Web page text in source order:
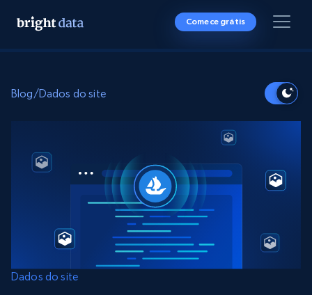
Comece grátis
Blog/Dados do site
Dados do site